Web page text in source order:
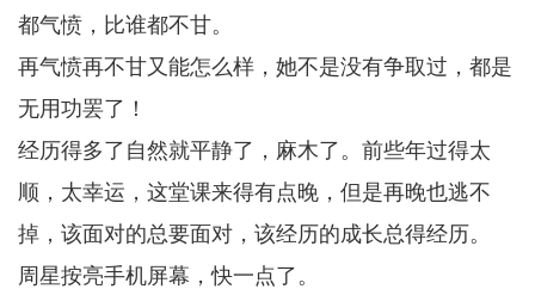
都气愤，比谁都不甘。
再气愤再不甘又能怎么样，她不是没有争取过，都是
无用功罢了！
经历得多了自然就平静了，麻木了。前些年过得太
顺，太幸运，这堂课来得有点晚，但是再晚也逃不
掉，该面对的总要面对，该经历的成长总得经历。
周星按亮手机屏幕，快一点了。